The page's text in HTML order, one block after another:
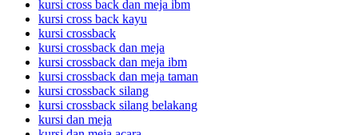
kursi cross back dan meja ibm
kursi cross back kayu
kursi crossback
kursi crossback dan meja
kursi crossback dan meja ibm
kursi crossback dan meja taman
kursi crossback silang
kursi crossback silang belakang
kursi dan meja